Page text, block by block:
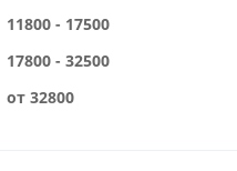
11800 - 17500
17800 - 32500
от 32800